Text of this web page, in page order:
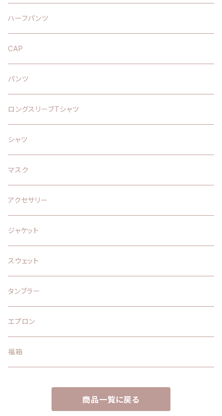
ハーフパンツ
CAP
パンツ
ロングスリーブTシャツ
シャツ
マスク
アクセサリー
ジャケット
スウェット
タンブラー
エプロン
福箱
商品一覧に戻る